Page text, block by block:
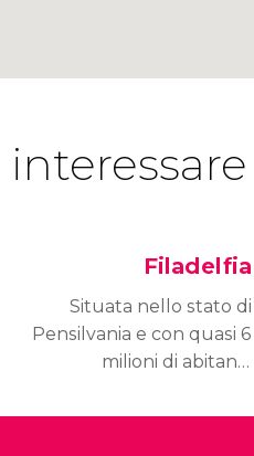
Filadelfia
Situata nello stato di
Pensilvania e con quasi 6
milioni di abitanti,
più popolata degli Stati